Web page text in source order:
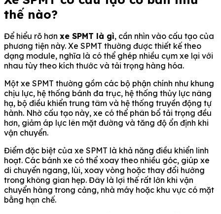
thế nào?
Để hiểu rõ hơn xe SPMT là gì, cần nhìn vào cấu tạo của
phương tiện này. Xe SPMT thường được thiết kế theo
dạng module, nghĩa là có thể ghép nhiều cụm xe lại với
nhau tùy theo kích thước và tải trọng hàng hóa.
Một xe SPMT thường gồm các bộ phận chính như khung
chịu lực, hệ thống bánh đa trục, hệ thống thủy lực nâng
hạ, bộ điều khiển trung tâm và hệ thống truyền động tự
hành. Nhờ cấu tạo này, xe có thể phân bổ tải trọng đều
hơn, giảm áp lực lên mặt đường và tăng độ ổn định khi
vận chuyển.
Điểm đặc biệt của xe SPMT là khả năng điều khiển linh
hoạt. Các bánh xe có thể xoay theo nhiều góc, giúp xe
di chuyển ngang, lùi, xoay vòng hoặc thay đổi hướng
trong không gian hẹp. Đây là lợi thế rất lớn khi vận
chuyển hàng trong cảng, nhà máy hoặc khu vực có mặt
bằng hạn chế.